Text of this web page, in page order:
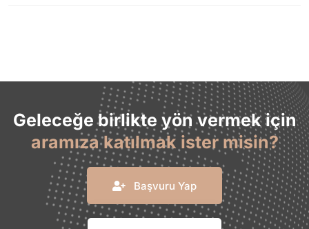
Geleceğe birlikte yön vermek için
aramıza katılmak ister misin?
Başvuru Yap